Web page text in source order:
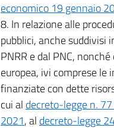
economico 19 gennaio
8. In relazione alle
pubblici, anche suddivisi
PNRR e dal PNC,
europea, ivi comprese le
finanziate con dette
cui al decreto-legge n.
2021, al decreto-legge